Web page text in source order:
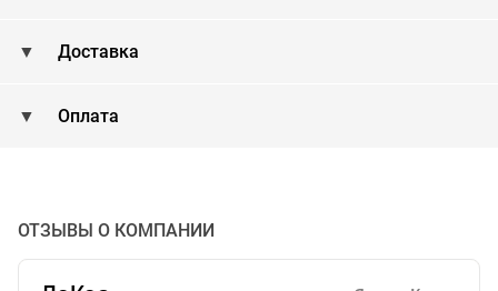
Доставка
Оплата
ОТЗЫВЫ О КОМПАНИИ